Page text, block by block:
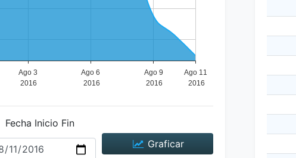
Fecha Inicio Fin
Graficar